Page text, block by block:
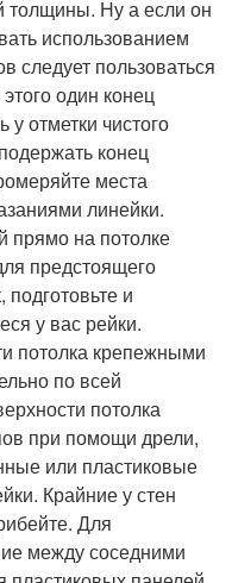
толщины. Ну а если он
использованием
следует пользоваться
один конец
отметки чистого
конец
места
линейки.
прямо на потолке
предстоящего
и
у вас рейки.
потолка крепежными
по всей
потолка
при помощи дрели,
или пластиковые
Крайние у стен
Для
между соседними